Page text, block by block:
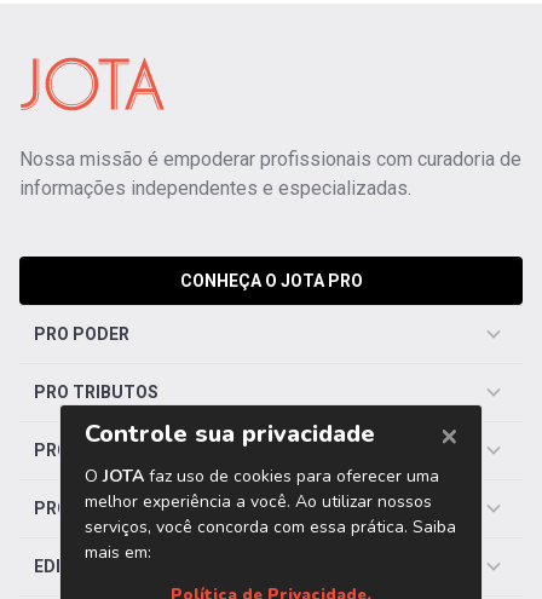
Nossa missão é empoderar profissionais com curadoria de
informações independentes e especializadas.
CONHEÇA O JOTA PRO
PRO PODER
PRO TRIBUTOS
PRO TRABALHISTA
PRO SAÚDE
EDITORIAS